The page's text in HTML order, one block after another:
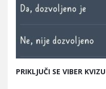
PRIKLJUČI SE VIBER KVIZU